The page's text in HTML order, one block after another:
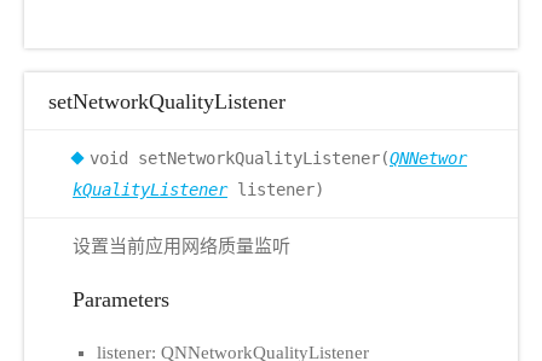
setNetworkQualityListener
void setNetworkQualityListener(QNNetwor
kQualityListenerlistener)
设置当前应用网络质量监听
Parameters
listener: QNNetworkQualityListener